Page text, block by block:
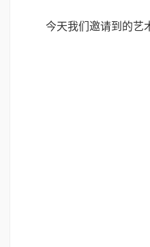
今天我们邀请到的艺